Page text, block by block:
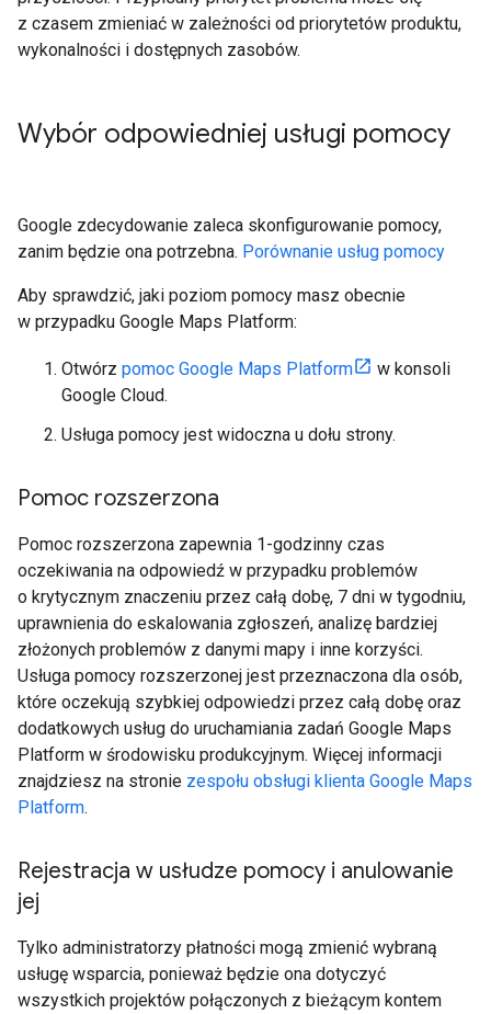
z czasem zmieniać w zależności od priorytetów produktu,
wykonalności i dostępnych zasobów.
Wybór odpowiedniej usługi pomocy
Google zdecydowanie zaleca skonfigurowanie pomocy,
zanim będzie ona potrzebna. Porównanie usług pomocy
Aby sprawdzić, jaki poziom pomocy masz obecnie
w przypadku Google Maps Platform:
Otwórz pomoc Google Maps Platform
w konsoli
Google Cloud.
Usługa pomocy jest widoczna u dołu strony.
Pomoc rozszerzona
Pomoc rozszerzona zapewnia 1-godzinny czas
oczekiwania na odpowiedź w przypadku problemów
o krytycznym znaczeniu przez całą dobę, 7 dni w tygodniu,
uprawnienia do eskalowania zgłoszeń, analizę bardziej
złożonych problemów z danymi mapy i inne korzyści.
Usługa pomocy rozszerzonej jest przeznaczona dla osób,
które oczekują szybkiej odpowiedzi przez całą dobę oraz
dodatkowych usług do uruchamiania zadań Google Maps
Platform w środowisku produkcyjnym. Więcej informacji
znajdziesz na stronie zespołu obsługi klienta Google Maps
Platform.
Rejestracja w usłudze pomocy i anulowanie
jej
Tylko administratorzy płatności mogą zmienić wybraną
usługę wsparcia, ponieważ będzie ona dotyczyć
wszystkich projektów połączonych z bieżącym kontem